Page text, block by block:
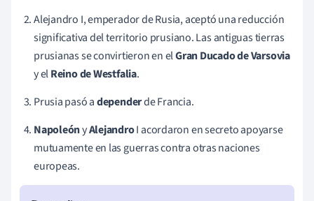
Alejandro I, emperador de Rusia, aceptó una reducción
significativa del territorio prusiano. Las antiguas tierras
prusianas se convirtieron en elGran Ducado de Varsovia
y elReino de Westfalia.
Prusia pasó adependerde Francia.
NapoleónyAlejandroI acordaron en secreto apoyarse
mutuamente en las guerras contra otras naciones
europeas.